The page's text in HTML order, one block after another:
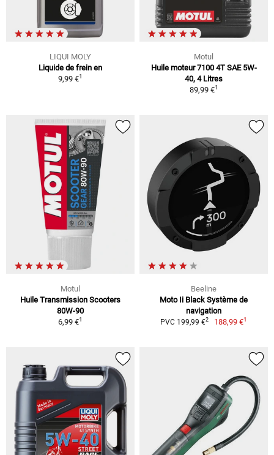
LIQUI MOLY
Liquide de frein en
9,99 €1
Motul
Huile moteur 7100 4T SAE 5W-
40, 4 Litres
89,99 €1
Motul
Huile Transmission Scooters
80W-90
6,99 €1
Beeline
Moto Ii Black Système de
navigation
PVC 199,99 €2 188,99 €1